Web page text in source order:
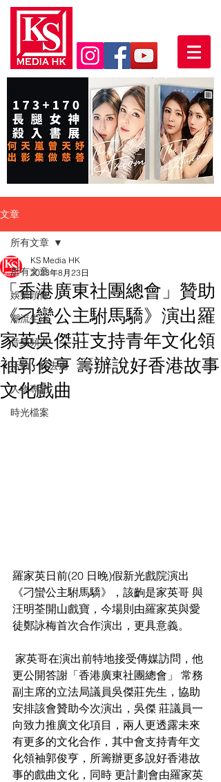
文章
所有文章
娛樂頭條
潮流生活
音樂頻道
活動・好去處
人物專訪
時光檔案
所有文章
「香港廣東社團總會」贊助
《刁蠻公主駙馬驕》演出羅
家英吳傑莊支持青年文化領
袖郭俊亨 籌辦說好香港故事
文化戲曲
KS Media HK
2023年8月23日
羅家英日前(20 日晚)假新光戲院演出
《刁蠻公主駙馬驕》，該齣是家英哥 與
汪明荃開山戲寶，今場則由羅家英與愛
徒鄭詠梅首次合作演出，更具意義。
更公開答謝「香港廣東社團總會」 常務
副主席的立法局議員吳傑莊先生，協助
安排該會贊助今次演出，吳傑 莊議員一
向致力推廣文化項目，兩人更透露未來
有更多的文化合作，其中會支持青年文
化領袖郭俊亨，所籌辦更多說好香港故
事的戲曲文化，同時 更計劃會由羅家英